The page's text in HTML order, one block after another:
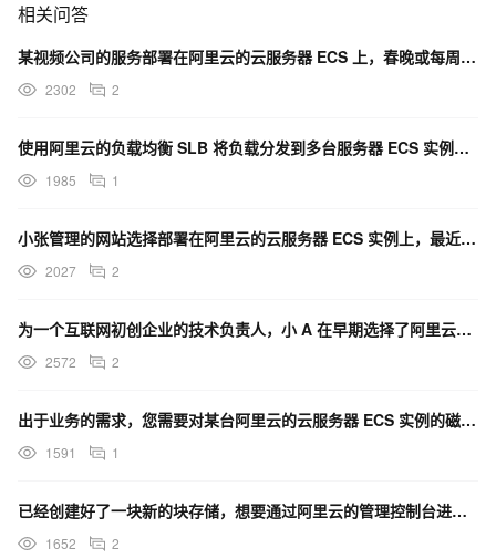
相关问答
某视频公司的服务部署在阿里云的云服务器 ECS 上，春晚或每周五热门节目来临时，如临大敌，又不想长期
2302 2
使用阿里云的负载均衡 SLB 将负载分发到多台服务器 ECS 实例上去的时候，哪些工具即可获得发起请
1985 1
小张管理的网站选择部署在阿里云的云服务器 ECS 实例上，最近发现一个现象，网站首页的宣传视频在某些
2027 2
为一个互联网初创企业的技术负责人，小 A 在早期选择了阿里云的云服务器 ECS 并将 Java 应用
2572 2
出于业务的需求，您需要对某台阿里云的云服务器 ECS 实例的磁盘进行初始化操作，可以通过什么方法提前
1591 1
已经创建好了一块新的块存储，想要通过阿里云的管理控制台进行磁盘挂载到云服务器 ECS 实例上的操作，
1652 2